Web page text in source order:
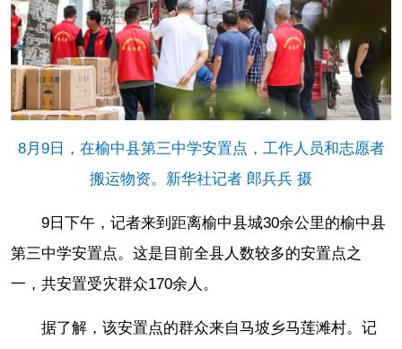
8月9日，在榆中县第三中学安置点，工作人员和志愿者
搬运物资。新华社记者 郎兵兵 摄
9日下午，记者来到距离榆中县城30余公里的榆中县
第三中学安置点。这是目前全县人数较多的安置点之
一，共安置受灾群众170余人。
据了解，该安置点的群众来自马坡乡马莲滩村。记